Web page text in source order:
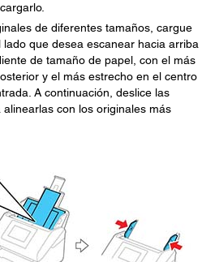
de diferentes tamaños, cargue
lado que desea escanear hacia arriba
de tamaño de papel, con el más
y el más estrecho en el centro
A continuación, deslice las
con los originales más